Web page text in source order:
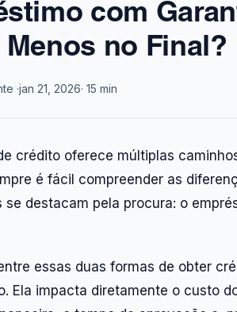
com
Menos no Final?
·jan 21, 2026· 15 min
crédito oferece múltiplas
é fácil compreender as
se destacam pela procura: o
essas duas formas de obter
Ela impacta diretamente o custo